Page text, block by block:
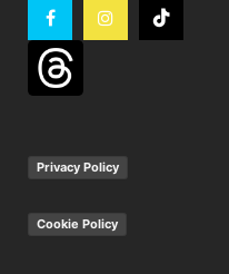
Privacy Policy
Cookie Policy